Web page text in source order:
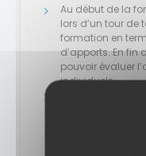
Au début de la
lors d’un tour de
formation en
d’apports. En fin
pouvoir évaluer
individuels.
L’évaluation
tout au long de
de